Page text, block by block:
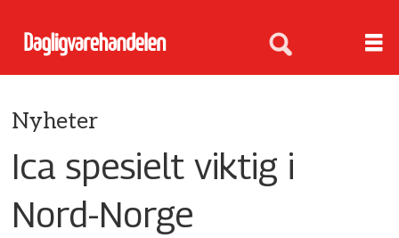
Nyheter
Ica spesielt viktig i
Nord-Norge